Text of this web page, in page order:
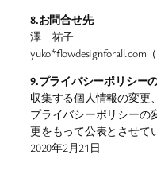
8.お問合せ先
澤 祐子
yuko*flowdesignforall.com
9.プライバシーポリシー
収集する個人情報の変更
プライバシーポリシーの
更をもって公表とさせて
2020年2月21日